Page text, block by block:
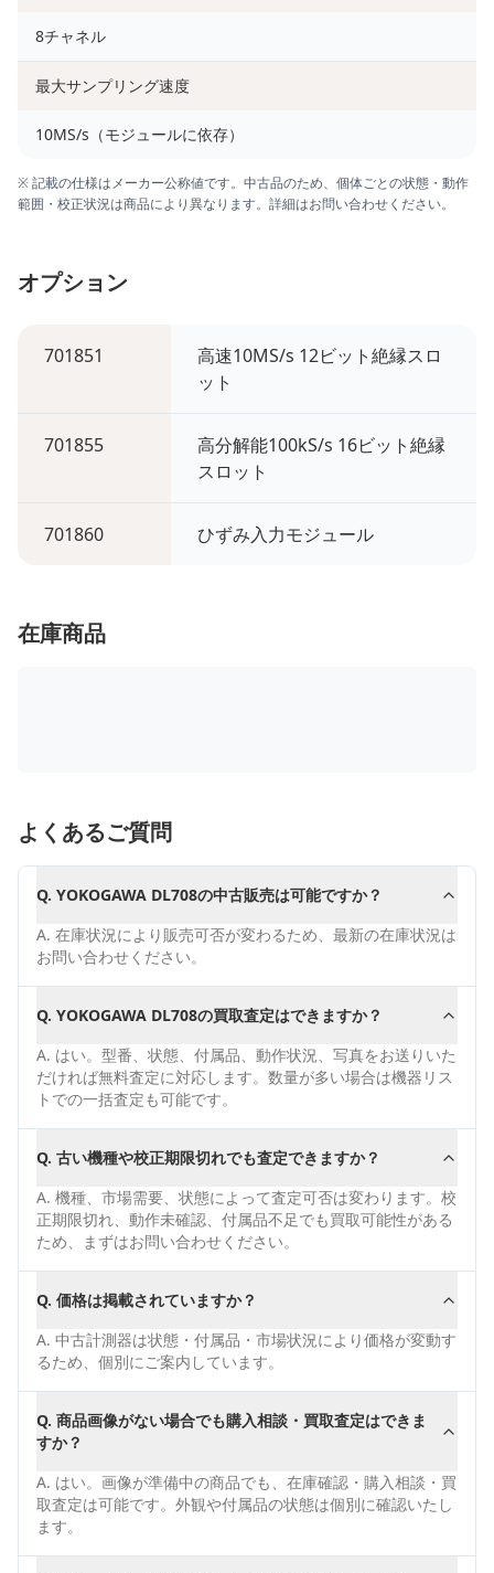
8チャネル
最大サンプリング速度
10MS/s（モジュールに依存）
※ 記載の仕様はメーカー公称値です。中古品のため、個体ごとの状態・動作
範囲・校正状況は商品により異なります。詳細はお問い合わせください。
オプション
701851
高速10MS/s 12ビット絶縁スロ
ット
701855
高分解能100kS/s 16ビット絶縁
スロット
701860 ひずみ入力モジュール
在庫商品
よくあるご質問
Q. YOKOGAWA DL708の中古販売は可能ですか？
A. 在庫状況により販売可否が変わるため、最新の在庫状況は
お問い合わせください。
Q. YOKOGAWA DL708の買取査定はできますか？
A. はい。型番、状態、付属品、動作状況、写真をお送りいた
だければ無料査定に対応します。数量が多い場合は機器リス
トでの一括査定も可能です。
Q. 古い機種や校正期限切れでも査定できますか？
A. 機種、市場需要、状態によって査定可否は変わります。校
正期限切れ、動作未確認、付属品不足でも買取可能性がある
ため、まずはお問い合わせください。
Q. 価格は掲載されていますか？
A. 中古計測器は状態・付属品・市場状況により価格が変動す
るため、個別にご案内しています。
Q. 商品画像がない場合でも購入相談・買取査定はできま
すか？
A. はい。画像が準備中の商品でも、在庫確認・購入相談・買
取査定は可能です。外観や付属品の状態は個別に確認いたし
ます。